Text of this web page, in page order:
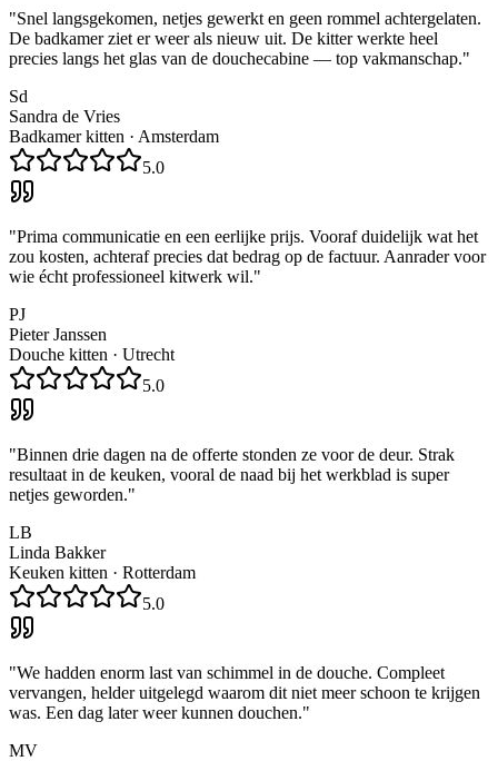
"Snel langsgekomen, netjes gewerkt en geen rommel achtergelaten.
De badkamer ziet er weer als nieuw uit. De kitter werkte heel
precies langs het glas van de douchecabine — top vakmanschap."
Sd
Sandra de Vries
Badkamer kitten · Amsterdam
5.0
"Prima communicatie en een eerlijke prijs. Vooraf duidelijk wat het
zou kosten, achteraf precies dat bedrag op de factuur. Aanrader voor
wie écht professioneel kitwerk wil."
PJ
Pieter Janssen
Douche kitten · Utrecht
5.0
"Binnen drie dagen na de offerte stonden ze voor de deur. Strak
resultaat in de keuken, vooral de naad bij het werkblad is super
netjes geworden."
LB
Linda Bakker
Keuken kitten · Rotterdam
5.0
"We hadden enorm last van schimmel in de douche. Compleet
vervangen, helder uitgelegd waarom dit niet meer schoon te krijgen
was. Een dag later weer kunnen douchen."
MV